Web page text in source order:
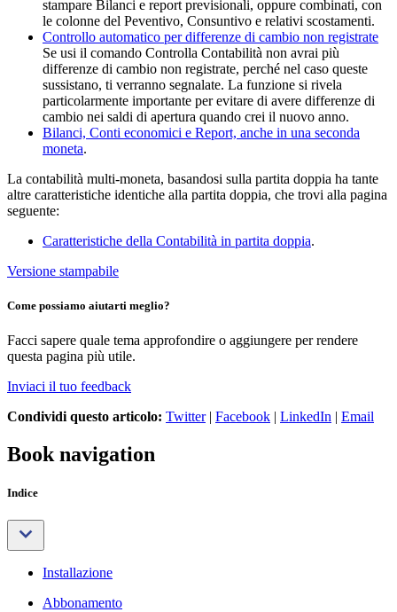
stampare Bilanci e report previsionali, oppure combinati, con
le colonne del Peventivo, Consuntivo e relativi scostamenti.
Controllo automatico per differenze di cambio non registrate
Se usi il comando Controlla Contabilità non avrai più
differenze di cambio non registrate, perché nel caso queste
sussistano, ti verranno segnalate. La funzione si rivela
particolarmente importante per evitare di avere differenze di
cambio nei saldi di apertura quando crei il nuovo anno.
Bilanci, Conti economici e Report, anche in una seconda
moneta.
La contabilità multi-moneta, basandosi sulla partita doppia ha tante
altre caratteristiche identiche alla partita doppia, che trovi alla pagina
seguente:
Caratteristiche della Contabilità in partita doppia.
Versione stampabile
Come possiamo aiutarti meglio?
Facci sapere quale tema approfondire o aggiungere per rendere
questa pagina più utile.
Inviaci il tuo feedback
Condividi questo articolo: Twitter| Facebook | LinkedIn | Email
Book navigation
Indice
Installazione
Abbonamento